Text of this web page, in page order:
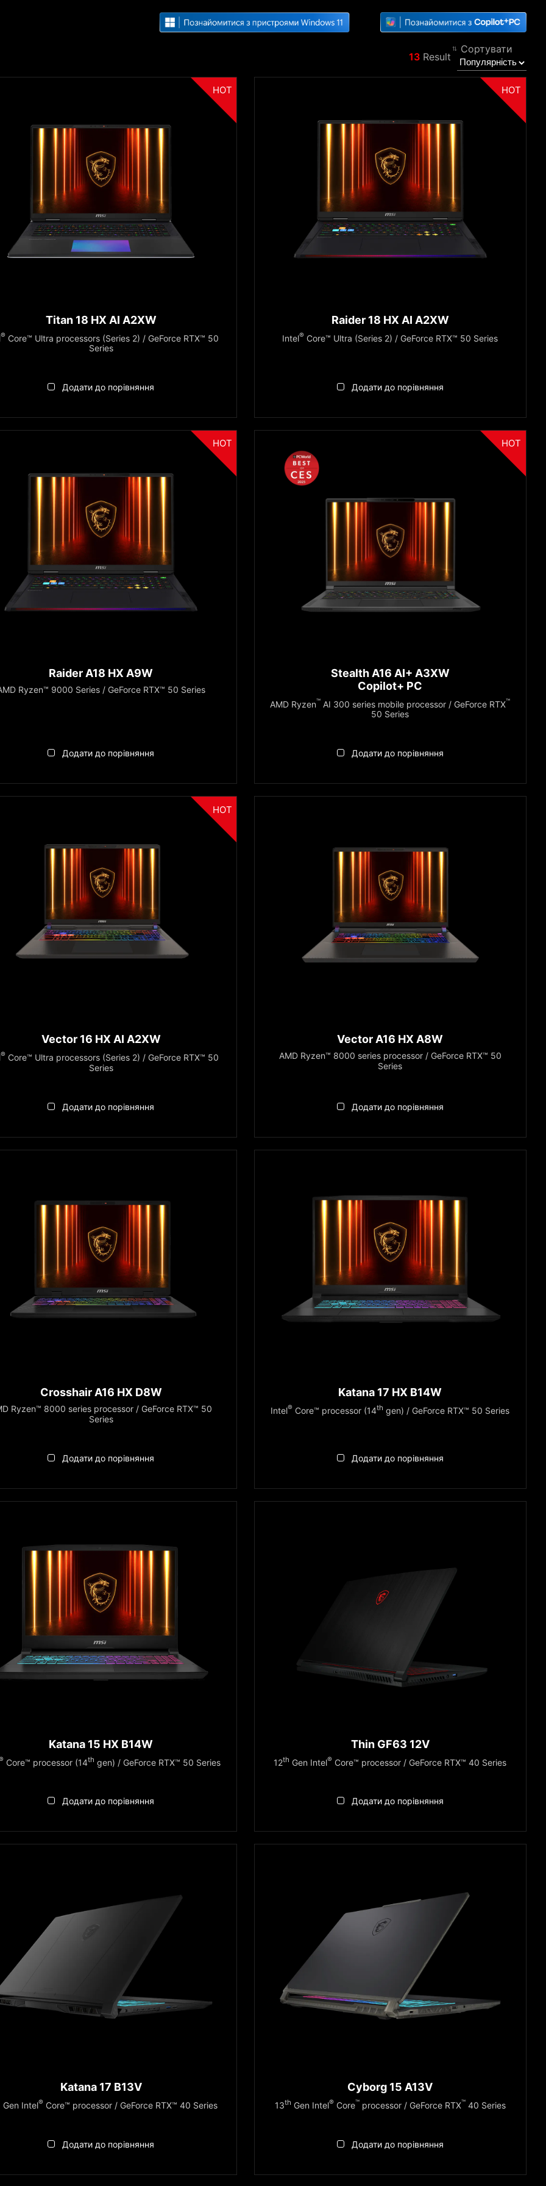
13 Result
Сортувати
HOT
Titan 18 HX AI A2XW
®Core™ Ultra processors (Series 2) / GeForce RTX™ 50
Series
Додати до порівняння
HOT
Raider 18 HX AI A2XW
Intel® Core™ Ultra (Series 2) / GeForce RTX™ 50 Series
Додати до порівняння
HOT
Raider A18 HX A9W
Ryzen™ 9000 Series / GeForce RTX™ 50 Series
Додати до порівняння
HOT
Stealth A16 AI+ A3XW
Copilot+ PC
AMD Ryzen™ AI 300 series mobile processor / GeForce RTX™
50 Series
Додати до порівняння
HOT
Vector 16 HX AI A2XW
®Core™ Ultra processors (Series 2) / GeForce RTX™ 50
Series
Додати до порівняння
Vector A16 HX A8W
AMD Ryzen™ 8000 series processor / GeForce RTX™ 50
Series
Додати до порівняння
Crosshair A16 HX D8W
Ryzen™ 8000 series processor / GeForce RTX™ 50
Series
Додати до порівняння
Katana 17 HX B14W
Intel® Core™ processor (14th gen) / GeForce RTX™ 50 Series
Додати до порівняння
Katana 15 HX B14W
Core™ processor (14th gen) / GeForce RTX™ 50 Series
Додати до порівняння
Thin GF63 12V
12th Gen Intel® Core™ processor / GeForce RTX™ 40 Series
Додати до порівняння
Katana 17 B13V
Gen Intel® Core™ processor / GeForce RTX™ 40 Series
Додати до порівняння
Cyborg 15 A13V
13th Gen Intel®Core™processor / GeForce RTX™40 Series
Додати до порівняння
Назад
{{item}}
Clear All